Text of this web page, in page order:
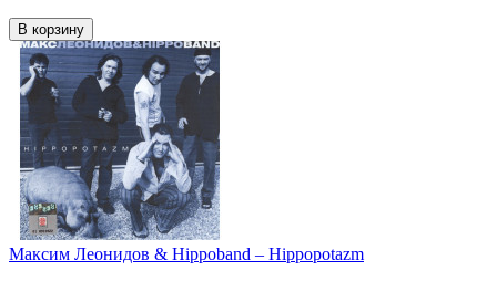
В корзину
Максим Леонидов & Hippoband ‎– Hippopotazm